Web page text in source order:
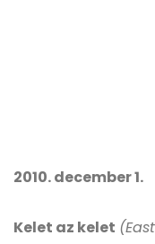
2010. december 1.
Kelet az kelet